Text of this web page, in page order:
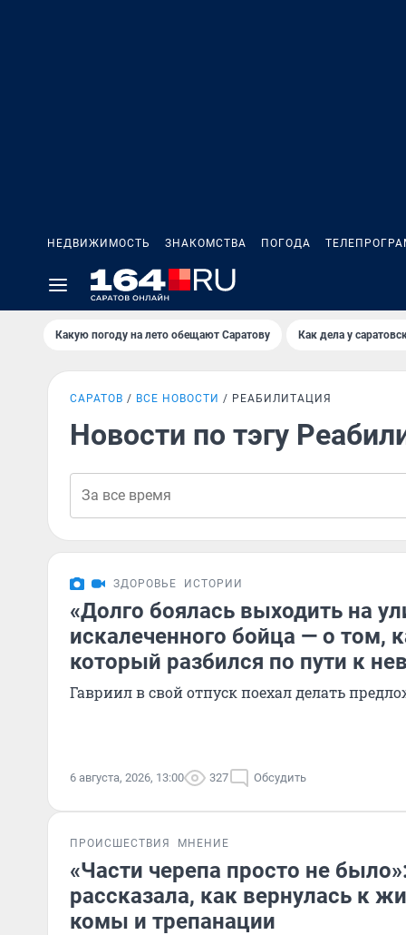
НЕДВИЖИМОСТЬ ЗНАКОМСТВА ПОГОДА
Какую погоду на лето обещают Саратову Как дела у
САРАТОВ ВСЕ НОВОСТИ РЕАБИЛИТАЦИЯ
Новости по тэгу
ЗДОРОВЬЕ ИСТОРИИ
«Долго боялась выходить на
искалеченного бойца — о том,
который разбился по пути к
Гавриил в свой отпуск поехал делать
6 августа, 2026, 13:00 327 Обсудить
ПРОИСШЕСТВИЯ МНЕНИЕ
«Части черепа просто не
рассказала, как вернулась к
комы и трепанации